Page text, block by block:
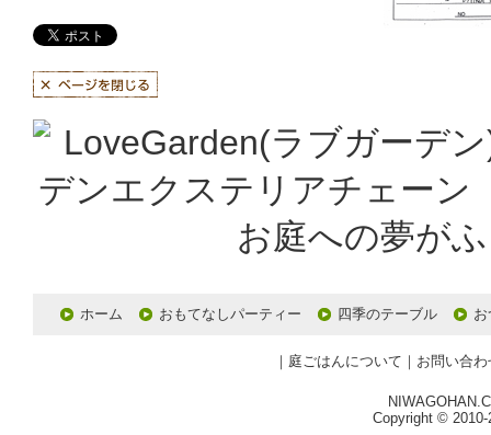
ホーム おもてなしパーティー 四季のテーブル
｜ 庭ごはんについて ｜ お問い合わ
Copyright © 2010-